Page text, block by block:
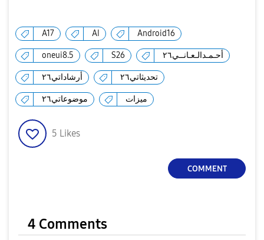
A17 AI Android16
oneui8.5 S26 أحـمـدالـعـانــي٢٦
أرشاداتي٢٦ تحديثاتي٢٦
موضوعاتي٢٦ ميزات
5 Likes
COMMENT
4 Comments